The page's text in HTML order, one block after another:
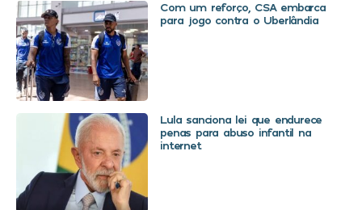
Com um reforço, CSA embarca
para jogo contra o Uberlândia
Lula sanciona lei que endurece
penas para abuso infantil na
internet